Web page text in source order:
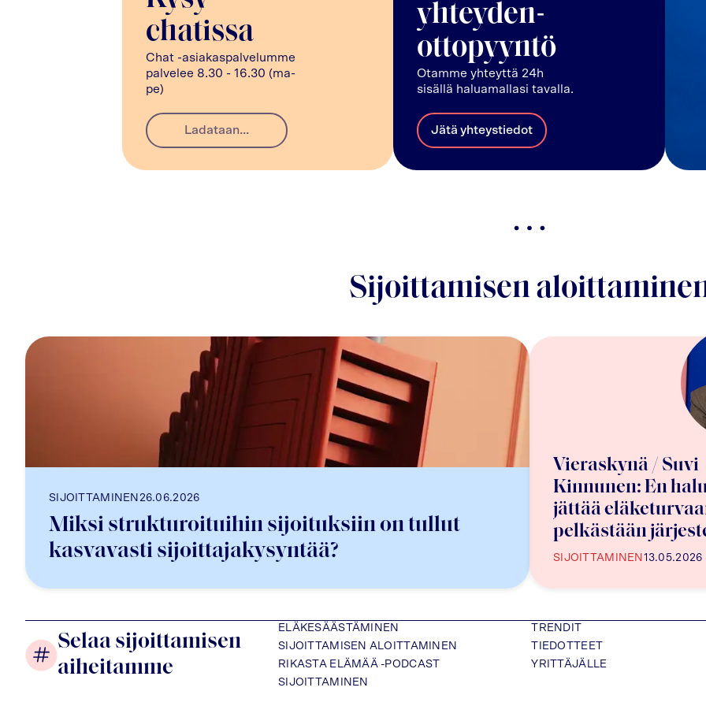
chatissa
Chat -asiakaspalvelumme
palvelee 8.30 - 16.30 (ma-
pe)
Ladataan...
yhteyden-
ottopyyntö
Otamme yhteyttä 24h
sisällä haluamallasi tavalla.
Jätä yhteystiedot
Sijoittamisen
SIJOITTAMINEN 26.06.2026
Miksi strukturoituihin sijoituksiin on tullut
kasvavasti sijoittajakysyntää?
Vieraskynä / Suvi
Kinnunen: En
jättää
pelkästään
varaan
SIJOITTAMINEN 13.05.2026
Selaa sijoittamisen
aiheitamme
ELÄKESÄÄSTÄMINEN
TRENDIT
SIJOITTAMISEN ALOITTAMINEN
TIEDOTTEET
RIKASTA ELÄMÄÄ -PODCAST
YRITTÄJÄLLE
SIJOITTAMINEN